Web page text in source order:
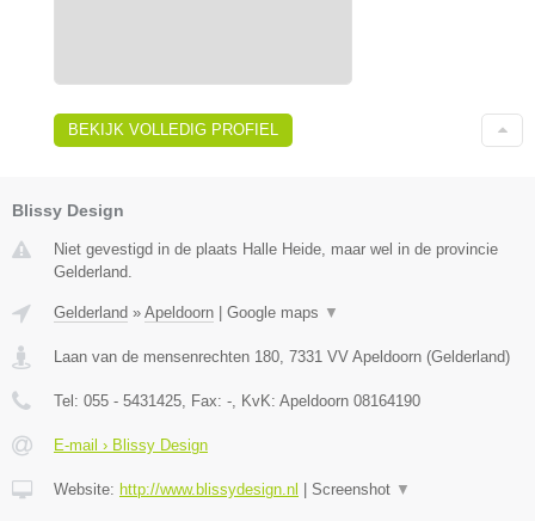
BEKIJK VOLLEDIG PROFIEL
Blissy Design
Niet gevestigd in de plaats Halle Heide, maar wel in de provincie
Gelderland.
Gelderland » Apeldoorn Google maps ▼
Laan van de mensenrechten 180 7331 VV Apeldoorn (Gelderland)
Tel: 055 - 5431425 , Fax: - , KvK: Apeldoorn 08164190
E-mail › Blissy Design
Website: http://www.blissydesign.nl Screenshot ▼